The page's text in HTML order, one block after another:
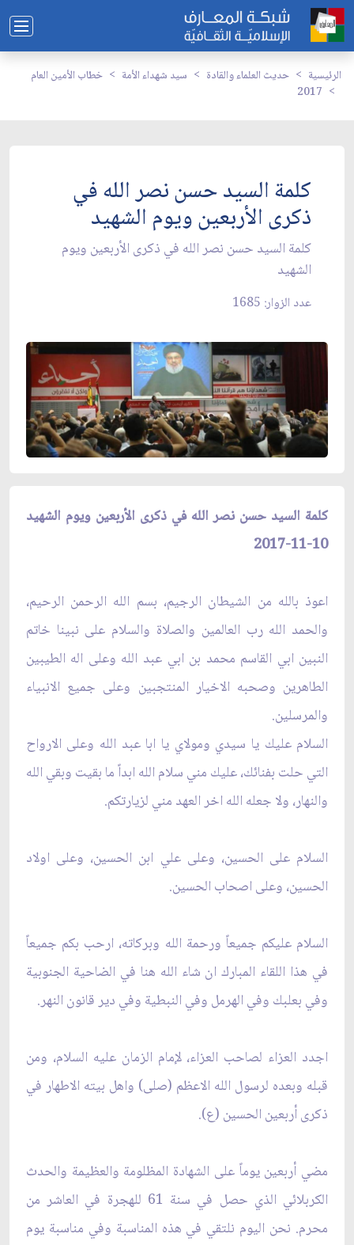
الرئيسية حديث العلماء والقادة سيد شهداء الأمة
خطاب الأمين العام
2017
كلمة السيد حسن نصر الله في
ذكرى الأربعين ويوم الشهيد
كلمة السيد حسن نصر الله في ذكرى الأربعين ويوم
الشهيد
عدد الزوار: 1685
كلمة السيد حسن نصر الله في ذكرى الأربعين ويوم الشهيد
10-11-2017‏
اعوذ بالله من الشيطان الرجيم، بسم الله الرحمن الرحيم،
والحمد الله رب العالمين والصلاة والسلام ‏على نبينا خاتم
النبين ابي القاسم محمد بن ابي عبد الله وعلى اله الطيبين
الطاهرين وصحبه الاخيار ‏المنتجبين وعلى جميع الانبياء
والمرسلين.‏
السلام عليك يا سيدي ومولاي يا ابا عبد الله وعلى الارواح
التي حلت بفنائك، عليك مني سلام الله ابداً ‏ما بقيت وبقي الله
والنهار، ولا جعله الله اخر العهد مني لزيارتكم. ‏
السلام على الحسين، وعلى علي ابن الحسين، وعلى اولاد
الحسين، وعلى اصحاب الحسين.‏
السلام عليكم جميعاً ورحمة الله وبركاته، ارحب بكم جميعاً
في هذا اللقاء المبارك ان شاء الله هنا في ‏الضاحية الجنوبية
وفي بعلبك وفي الهرمل وفي النبطية وفي دير قانون النهر. ‏
اجدد العزاء لصاحب العزاء، لإمام الزمان عليه السلام، ومن
قبله وبعده لرسول الله الاعظم (صلى) ‏واهل بيته الاطهار في
ذكرى أربعين الحسين (ع).‏
مضي أربعين يوماً على الشهادة المظلومة والعظيمة والحدث
الكربلائي الذي حصل في سنة 61 ‏للهجرة في العاشر من
محرم. نحن اليوم نلتقي في هذه المناسبة وفي مناسبة يوم